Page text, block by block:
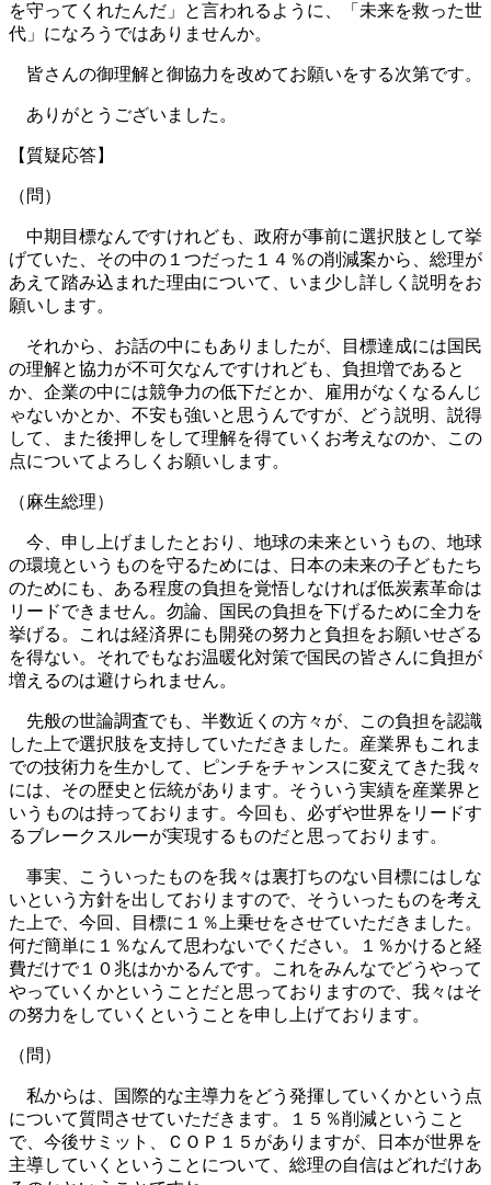
を守ってくれたんだ」と言われるように、「未来を救った世
代」になろうではありませんか。
皆さんの御理解と御協力を改めてお願いをする次第です。
ありがとうございました。
【質疑応答】
（問）
中期目標なんですけれども、政府が事前に選択肢として挙
げていた、その中の１つだった１４％の削減案から、総理が
あえて踏み込まれた理由について、いま少し詳しく説明をお
願いします。
それから、お話の中にもありましたが、目標達成には国民
の理解と協力が不可欠なんですけれども、負担増であると
か、企業の中には競争力の低下だとか、雇用がなくなるんじ
ゃないかとか、不安も強いと思うんですが、どう説明、説得
して、また後押しをして理解を得ていくお考えなのか、この
点についてよろしくお願いします。
（麻生総理）
今、申し上げましたとおり、地球の未来というもの、地球
の環境というものを守るためには、日本の未来の子どもたち
のためにも、ある程度の負担を覚悟しなければ低炭素革命は
リードできません。勿論、国民の負担を下げるために全力を
挙げる。これは経済界にも開発の努力と負担をお願いせざる
を得ない。それでもなお温暖化対策で国民の皆さんに負担が
増えるのは避けられません。
先般の世論調査でも、半数近くの方々が、この負担を認識
した上で選択肢を支持していただきました。産業界もこれま
での技術力を生かして、ピンチをチャンスに変えてきた我々
には、その歴史と伝統があります。そういう実績を産業界と
いうものは持っております。今回も、必ずや世界をリードす
るブレークスルーが実現するものだと思っております。
事実、こういったものを我々は裏打ちのない目標にはしな
いという方針を出しておりますので、そういったものを考え
た上で、今回、目標に１％上乗せをさせていただきました。
何だ簡単に１％なんて思わないでください。１％かけると経
費だけで１０兆はかかるんです。これをみんなでどうやって
やっていくかということだと思っておりますので、我々はそ
の努力をしていくということを申し上げております。
（問）
私からは、国際的な主導力をどう発揮していくかという点
について質問させていただきます。１５％削減ということ
で、今後サミット、ＣＯＰ１５がありますが、日本が世界を
主導していくということについて、総理の自信はどれだけあ